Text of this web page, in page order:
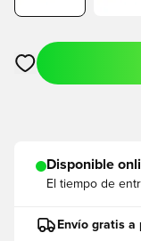
Abre un modal
Disponible
El tiempo de
Envío gratis a